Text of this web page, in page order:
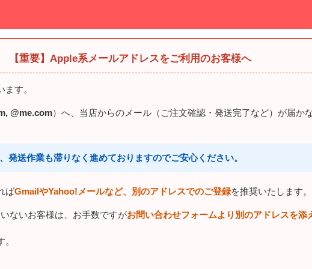
【重要】Apple系メールアドレスをご利用のお客様へ
す。
@me.com）へ、当店からのメール（ご注文確認・発送完了など）が届か
送作業も滞りなく進めておりますのでご安心ください。
ばGmailやYahoo!メールなど、別のアドレスでのご登録を推奨いたします。
ないお客様は、お手数ですがお問い合わせフォームより別のアドレスを添